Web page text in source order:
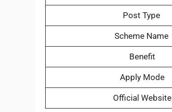
Post Type
Scheme Name
Benefit
Apply Mode
Official Website